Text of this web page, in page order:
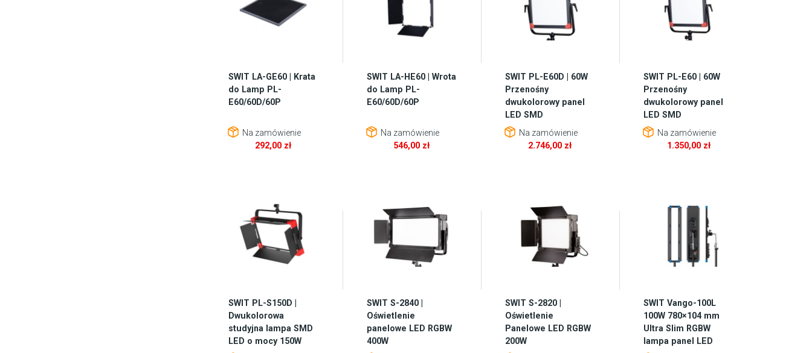
SWIT LA-GE60 | Krata
do Lamp PL-
E60/60D/60P
Na zamówienie
292,00 zł
SWIT LA-HE60 | Wrota
do Lamp PL-
E60/60D/60P
Na zamówienie
546,00 zł
SWIT PL-E60D | 60W
Przenośny
dwukolorowy panel
LED SMD
Na zamówienie
2.746,00 zł
SWIT PL-E60 | 60W
Przenośny
dwukolorowy panel
LED SMD
Na zamówienie
1.350,00 zł
SWIT PL-S150D |
Dwukolorowa
studyjna lampa SMD
LED o mocy 150W
SWIT S-2840 |
Oświetlenie
panelowe LED RGBW
400W
SWIT S-2820 |
Oświetlenie
Panelowe LED RGBW
200W
SWIT Vango-100L
100W 780×104 mm
Ultra Slim RGBW
lampa panel LED